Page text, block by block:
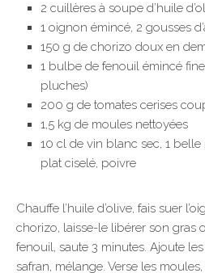
2 cuillères à soupe d’huile
1 oignon émincé, 2 gousses
150 g de chorizo doux en
1 bulbe de fenouil émincé
pluches)
200 g de tomates cerises
1,5 kg de moules nettoyées
10 cl de vin blanc sec, 1
plat ciselé, poivre
Chauffe l’huile d’olive, fais suer
chorizo, laisse-le libérer son gras
fenouil, saute 3 minutes. Ajoute
safran, mélange. Verse les